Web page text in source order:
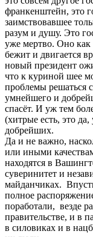
франкенштейн, это
заимствовавшее
разум и душу. Это
уже мертво. Оно как
бежит и двигается
новый президент
что к куриной шее
проблемы решаться
умнейшего и
спасёт. И уж тем
(хитрые есть, это
добрейших.
Да и не важно,
или иными
находятся в
суверинитет и
майданчиках.
полное
поработали, везде
правительстве, и в
в силовиках и в